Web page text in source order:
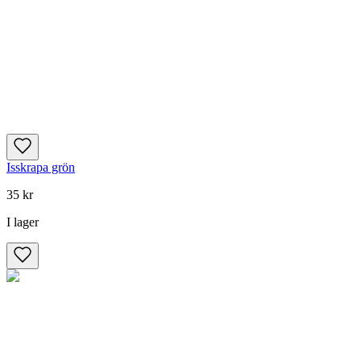
Isskrapa grön
35 kr
I lager